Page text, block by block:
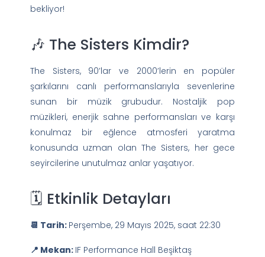
bekliyor!
🎶 The Sisters Kimdir?
The Sisters, 90’lar ve 2000’lerin en popüler
şarkılarını canlı performanslarıyla sevenlerine
sunan bir müzik grubudur. Nostaljik pop
müzikleri, enerjik sahne performansları ve karşı
konulmaz bir eğlence atmosferi yaratma
konusunda uzman olan The Sisters, her gece
seyircilerine unutulmaz anlar yaşatıyor.
🗓️ Etkinlik Detayları
📆 Tarih: Perşembe, 29 Mayıs 2025, saat 22:30
📍 Mekan: IF Performance Hall Beşiktaş